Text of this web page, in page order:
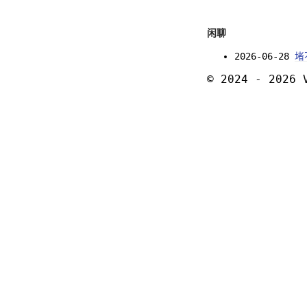
闲聊
2026-06-28 堵
© 2024 - 2026